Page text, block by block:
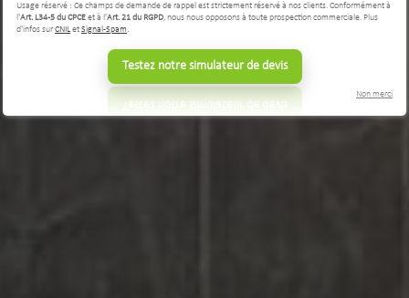
Usage réservé : Ce champs de demande de rappel est strictement réservé à nos clients. Conformément à
l'Art. L34-5 du CPCEet à l'Art. 21 du RGPD, nous nous opposons à toute prospection commerciale. Plus
d'infos surCNILetSignal-Spam.
Testez notre simulateur de devis
Non merci